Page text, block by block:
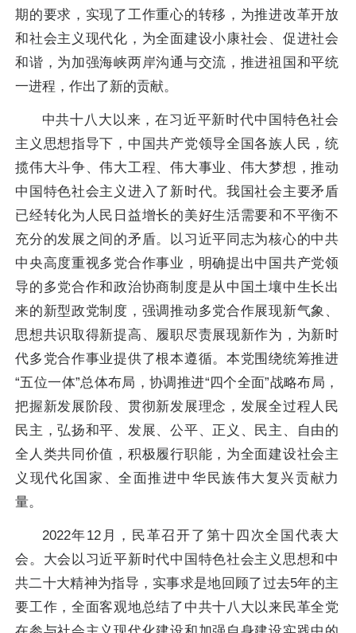
期的要求，实现了工作重心的转移，为推进改革开放
和社会主义现代化，为全面建设小康社会、促进社会
和谐，为加强海峡两岸沟通与交流，推进祖国和平统
一进程，作出了新的贡献。
中共十八大以来，在习近平新时代中国特色社会
主义思想指导下，中国共产党领导全国各族人民，统
揽伟大斗争、伟大工程、伟大事业、伟大梦想，推动
中国特色社会主义进入了新时代。我国社会主要矛盾
已经转化为人民日益增长的美好生活需要和不平衡不
充分的发展之间的矛盾。以习近平同志为核心的中共
中央高度重视多党合作事业，明确提出中国共产党领
导的多党合作和政治协商制度是从中国土壤中生长出
来的新型政党制度，强调推动多党合作展现新气象、
思想共识取得新提高、履职尽责展现新作为，为新时
代多党合作事业提供了根本遵循。本党围绕统筹推进
“五位一体”总体布局，协调推进“四个全面”战略布局，
把握新发展阶段、贯彻新发展理念，发展全过程人民
民主，弘扬和平、发展、公平、正义、民主、自由的
全人类共同价值，积极履行职能，为全面建设社会主
义现代化国家、全面推进中华民族伟大复兴贡献力
量。
2022年12月，民革召开了第十四次全国代表大
会。大会以习近平新时代中国特色社会主义思想和中
共二十大精神为指导，实事求是地回顾了过去5年的主
要工作，全面客观地总结了中共十八大以来民革全党